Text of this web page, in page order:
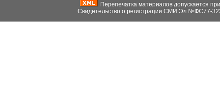
Перепечатка материалов допускается
Свидетельство о регистрации СМИ Эл №ФС77-